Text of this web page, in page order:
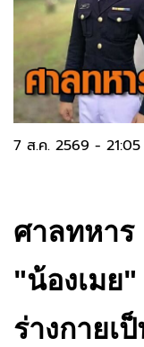
7 ส.ค. 2569 -
ศาลทหา
"น้องเมย
ร่างกายเ